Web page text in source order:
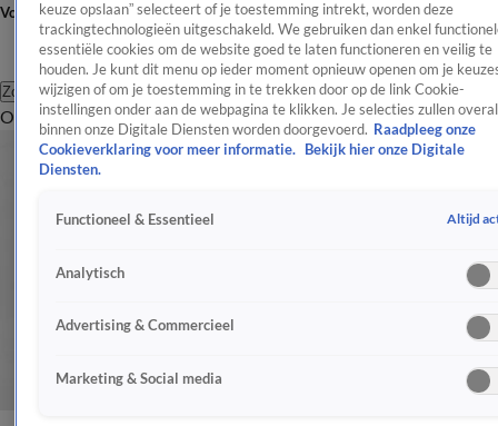
Volg Shownieuws
Zoeken
OverzichtEntertainmentSpraakmakendRealityCrimeVideo's
keuze opslaan” selecteert of je toestemming intrekt, worden deze
trackingtechnologieën uitgeschakeld. We gebruiken dan enkel
essentiële cookies om de website goed te laten functioneren en veilig te
houden. Je kunt dit menu op ieder moment opnieuw openen om je
wijzigen of om je toestemming in te trekken door op de link Cookie-
instellingen onder aan de webpagina te klikken. Je selecties zullen overal
binnen onze Digitale Diensten worden doorgevoerd. Raadpleeg onze
Cookieverklaring voor meer informatie.
Bekijk hier onze Digitale
Diensten.
Functioneel & Essentieel Altijd
Analytisch
Advertising & Commercieel
Marketing & Social media